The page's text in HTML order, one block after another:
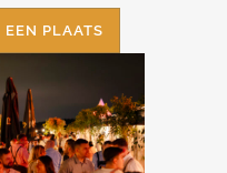
PLAATS